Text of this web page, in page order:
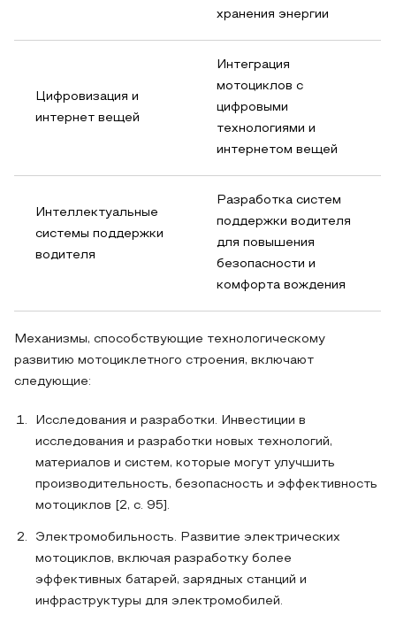
хранения энергии
Цифровизация и
интернет вещей
Интеграция
мотоциклов с
цифровыми
технологиями и
интернетом вещей
Интеллектуальные
системы поддержки
водителя
Разработка систем
поддержки водителя
для повышения
безопасности и
комфорта вождения
Механизмы, способствующие технологическому
развитию мотоциклетного строения, включают
следующие:
Исследования и разработки. Инвестиции в
исследования и разработки новых технологий,
материалов и систем, которые могут улучшить
производительность, безопасность и эффективность
мотоциклов [2, c. 95].
Электромобильность. Развитие электрических
мотоциклов, включая разработку более
эффективных батарей, зарядных станций и
инфраструктуры для электромобилей.